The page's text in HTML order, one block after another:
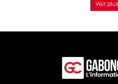
Voir plus